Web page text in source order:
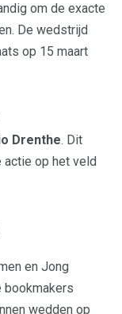
om de exacte
De wedstrijd
op 15 maart
Drenthe. Dit
actie op het veld
en Jong
bookmakers
wedden op